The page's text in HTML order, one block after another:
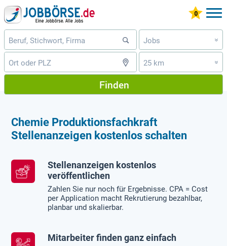
Jobs »
25 km »
Finden
Chemie Produktionsfachkraft
Stellenanzeigen kostenlos schalten
Stellenanzeigen kostenlos
veröffentlichen
Zahlen Sie nur noch für Ergebnisse. CPA = Cost
per Application macht Rekrutierung bezahlbar,
planbar und skalierbar.
Mitarbeiter finden ganz einfach